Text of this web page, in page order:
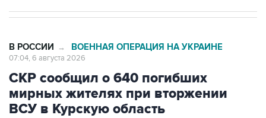
В РОССИИ → ВОЕННАЯ ОПЕРАЦИЯ НА УКРАИНЕ
07:04, 6 августа 2026
СКР сообщил о 640 погибших
мирных жителях при вторжении
ВСУ в Курскую область